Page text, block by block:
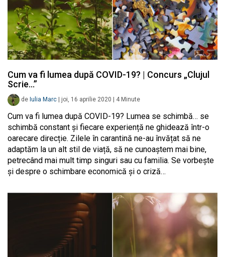
Cum va fi lumea după COVID-19? | Concurs „Clujul
Scrie…”
de Iulia Marc joi, 16 aprilie 2020 4 Minute
Cum va fi lumea după COVID-19? Lumea se schimbă… se
schimbă constant și fiecare experiență ne ghidează într-o
oarecare direcție. Zilele în carantină ne-au învățat să ne
adaptăm la un alt stil de viață, să ne cunoaștem mai bine,
petrecând mai mult timp singuri sau cu familia. Se vorbește
și despre o schimbare economică și o criză…